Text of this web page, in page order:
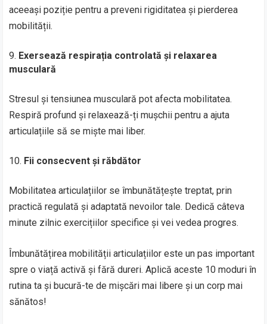
aceeași poziție pentru a preveni rigiditatea și pierderea
mobilității.
Exersează respirația controlată și relaxarea
musculară
Stresul și tensiunea musculară pot afecta mobilitatea.
Respiră profund și relaxează-ți mușchii pentru a ajuta
articulațiile să se miște mai liber.
Fii consecvent și răbdător
Mobilitatea articulațiilor se îmbunătățește treptat, prin
practică regulată și adaptată nevoilor tale. Dedică câteva
minute zilnic exercițiilor specifice și vei vedea progres.
Îmbunătățirea mobilității articulațiilor este un pas important
spre o viață activă și fără dureri. Aplică aceste 10 moduri în
rutina ta și bucură-te de mișcări mai libere și un corp mai
sănătos!